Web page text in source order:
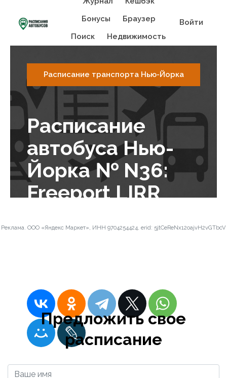
Бонусы
Браузер
Поиск
Недвижимость
Войти
Расписание транспорта Нью-Йорка
Расписание
автобуса Нью-
Йорка № N36:
Freeport LIRR
Rd/5 Corners
Реклама. ООО «Яндекс Маркет», ИНН 9704254424, erid: 5jtCeReNx12oajvH2vGTbcV
Предложить свое
расписание